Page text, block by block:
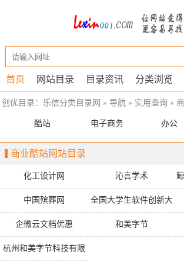
首页 网站目录 目录资讯 分类浏览
创优目录： 乐信分类目录网 » 导航 » 实用查询 »
酷站 电子商务 办公
商业酷站网站目录
化工设计网 沁言学术
中国殡葬网 全国大学生软件创新大
赛网
企微云文档优惠 和美字节
杭州和美字节科技有限